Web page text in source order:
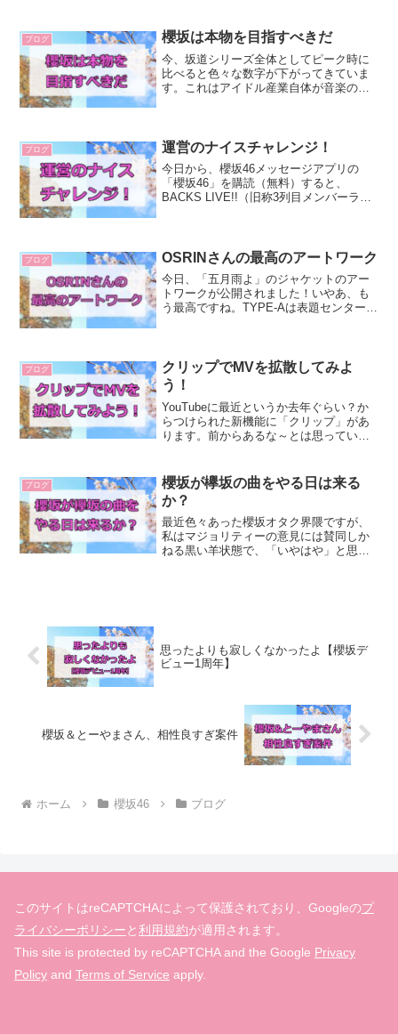
輩私達から見えてる側面はすごく少ない
から、分からないことも多...
ブログ 櫻坂は本物を目指すべきだ
今、坂道シリーズ全体としてピーク時に
比べると色々な数字が下がってきていま
す。これはアイドル産業自体が音楽の主
の、バンド、K-POP...
ブログ 運営のナイスチャレンジ！
今日から、櫻坂46メッセージアプリの
「櫻坂46」を購読（無料）すると、
BACKS LIVE!!（旧称3列目メンバーライ
点の一つがお試...
ブログ OSRINさんの最高のアートワーク
今日、「五月雨よ」のジャケットのアー
トワークが公開されました！いやあ、も
う最高ですね。TYPE-Aは表題センターの
は、通常盤が結構好...
ブログ
クリップでMVを拡散してみよ
う！
YouTubeに最近というか去年ぐらい？か
らつけられた新機能に「クリップ」があ
ります。前からあるな～とは思っていた
画を公式機能で作れちゃうよ！」という
ものでした！これ要...
ブログ
櫻坂が欅坂の曲をやる日は来る
か？
最近色々あった櫻坂オタク界隈ですが、
私はマジョリティーの意見には賛同しか
ねる黒い羊状態で、「いやはや」と思っ
思ったよりも寂しくなかったよ【櫻坂デ
ビュー1周年】
櫻坂＆とーやまさん、相性良すぎ案件
ホーム 櫻坂46 ブログ
このサイトはreCAPTCHAによって保護されており、Googleのプ
ライバシーポリシーと利用規約が適用されます。
This site is protected by reCAPTCHA and the Google Privacy
Policy and Terms of Service apply.